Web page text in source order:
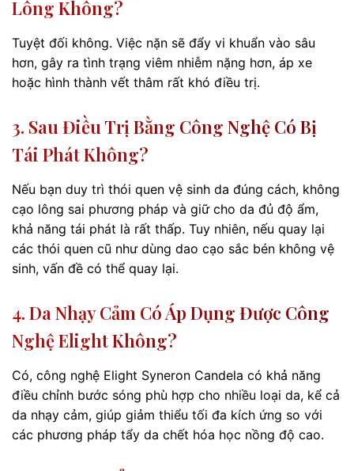
Lông Không?
Tuyệt đối không. Việc nặn sẽ đẩy vi khuẩn vào sâu
hơn, gây ra tình trạng viêm nhiễm nặng hơn, áp xe
hoặc hình thành vết thâm rất khó điều trị.
3. Sau Điều Trị Bằng Công Nghệ Có Bị
Tái Phát Không?
Nếu bạn duy trì thói quen vệ sinh da đúng cách, không
cạo lông sai phương pháp và giữ cho da đủ độ ẩm,
khả năng tái phát là rất thấp. Tuy nhiên, nếu quay lại
các thói quen cũ như dùng dao cạo sắc bén không vệ
sinh, vấn đề có thể quay lại.
4. Da Nhạy Cảm Có Áp Dụng Được Công
Nghệ Elight Không?
Có, công nghệ Elight Syneron Candela có khả năng
điều chỉnh bước sóng phù hợp cho nhiều loại da, kể cả
da nhạy cảm, giúp giảm thiểu tối đa kích ứng so với
các phương pháp tẩy da chết hóa học nồng độ cao.